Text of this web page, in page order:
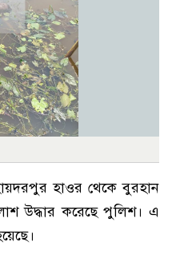
হাওর থেকে বুরহান
উদ্ধার করেছে পুলিশ। এ